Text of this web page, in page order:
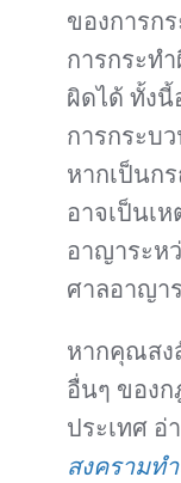
ของการก
การกระท
ผิดได้ ทั้งนี้
การกระบ
หากเป็นก
อาจเป็นเ
อาญาระห
ศาลอาญา
หากคุณสง
อื่นๆ ของ
ประเทศ อ่
สงครามท